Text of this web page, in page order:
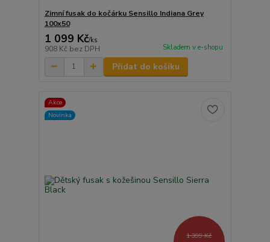
Zimní fusak do kočárku Sensillo Indiana Grey
100x50
1 099 Kč/ks
908 Kč bez DPH Skladem v e-shopu
Přidat do košíku
Akce
Novinka
1 399 Kč